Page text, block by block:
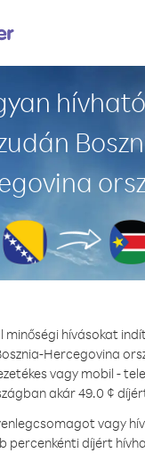
minőségi hívásokat
Hercegovina
vagy mobil -
akár 49.0 ¢
vagy
percenkénti díjért